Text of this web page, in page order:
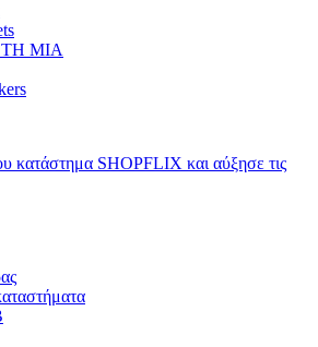
ΤΗ ΜΙΑ
κατάστημα SHOPFLIX και αύξησε τις